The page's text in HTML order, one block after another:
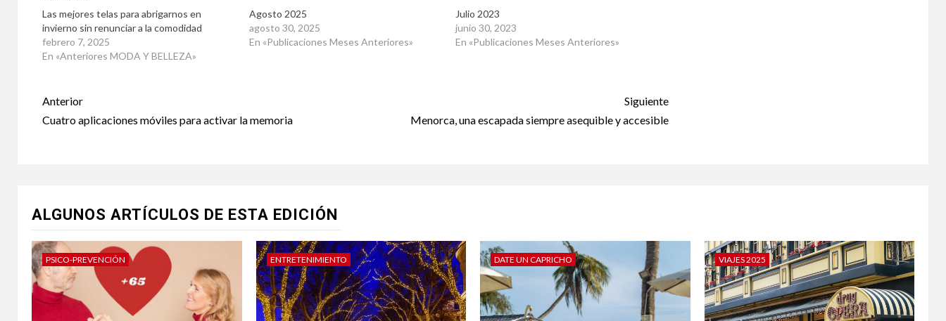
Las mejores telas para abrigarnos en
invierno sin renunciar a la comodidad
febrero 7, 2025
En «Anteriores MODA Y BELLEZA»
Agosto 2025
agosto 30, 2025
En «Publicaciones Meses Anteriores»
Julio 2023
junio 30, 2023
En «Publicaciones Meses Anteriores»
Post
navigation
Anterior
Cuatro aplicaciones móviles para activar la memoria
Siguiente
Menorca, una escapada siempre asequible y accesible
ALGUNOS ARTÍCULOS DE ESTA EDICIÓN
PSICO-PREVENCIÓN ENTRETENIMIENTO DATE UN CAPRICHO VIAJES 2025